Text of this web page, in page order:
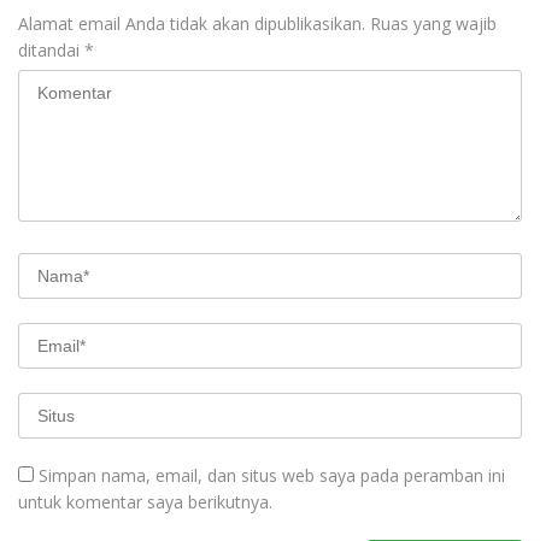
Alamat email Anda tidak akan dipublikasikan. Ruas yang wajib
ditandai *
Simpan nama, email, dan situs web saya pada peramban ini
untuk komentar saya berikutnya.